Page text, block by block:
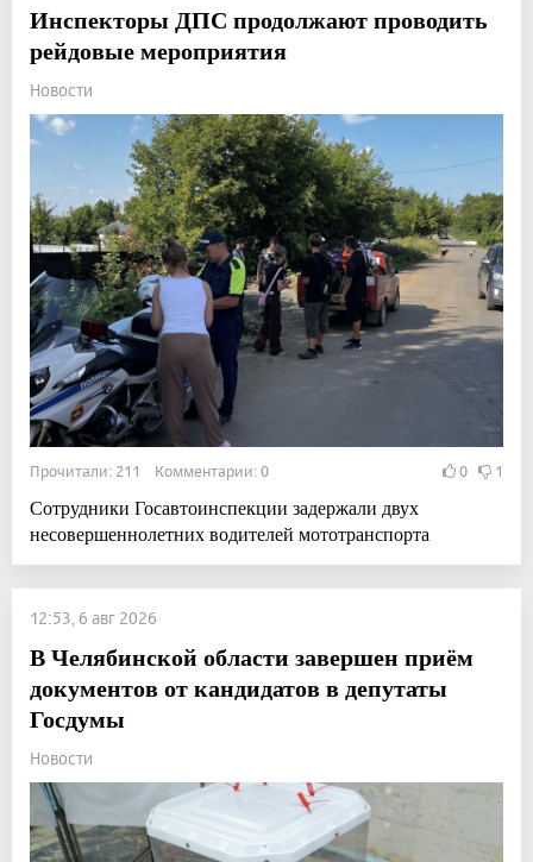
Инспекторы ДПС продолжают проводить
рейдовые мероприятия
Новости
Прочитали: 211 Комментарии: 0 0 1
Сотрудники Госавтоинспекции задержали двух
несовершеннолетних водителей мототранспорта
12:53, 6 авг 2026
В Челябинской области завершен приём
документов от кандидатов в депутаты
Госдумы
Новости